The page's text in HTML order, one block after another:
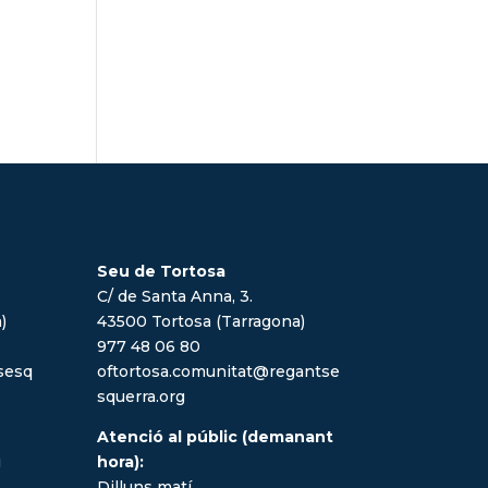
Seu de Tortosa
C/ de Santa Anna, 3.
43500 Tortosa (Tarragona)
977 48 06 80
oftortosa.comunitat@regantse
squerra.org
Atenció al públic (demanant
hora):